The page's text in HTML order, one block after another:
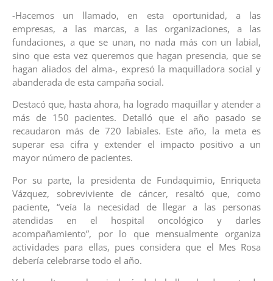
-Hacemos un llamado, en esta oportunidad, a las
empresas, a las marcas, a las organizaciones, a las
fundaciones, a que se unan, no nada más con un labial,
sino que esta vez queremos que hagan presencia, que se
hagan aliados del alma-, expresó la maquilladora social y
abanderada de esta campaña social.
Destacó que, hasta ahora, ha logrado maquillar y atender a
más de 150 pacientes. Detalló que el año pasado se
recaudaron más de 720 labiales. Este año, la meta es
superar esa cifra y extender el impacto positivo a un
mayor número de pacientes.
Por su parte, la presidenta de Fundaquimio, Enriqueta
Vázquez, sobreviviente de cáncer, resaltó que, como
paciente, “veía la necesidad de llegar a las personas
atendidas en el hospital oncológico y darles
acompañamiento”, por lo que mensualmente organiza
actividades para ellas, pues considera que el Mes Rosa
debería celebrarse todo el año.